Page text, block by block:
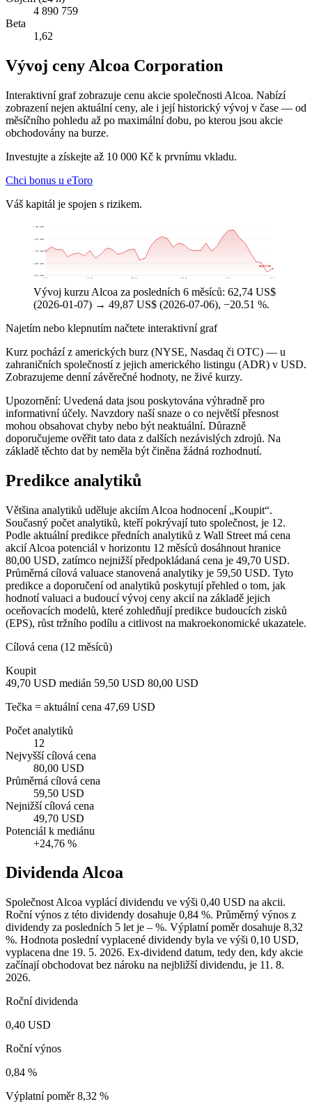
4 890 759
Beta
1,62
Vývoj ceny Alcoa Corporation
Interaktivní graf zobrazuje cenu akcie společnosti Alcoa. Nabízí
zobrazení nejen aktuální ceny, ale i její historický vývoj v čase — od
měsíčního pohledu až po maximální dobu, po kterou jsou akcie
obchodovány na burze.
Investujte a získejte až 10 000 Kč k prvnímu vkladu.
Chci bonus u eToro
Váš kapitál je spojen s rizikem.
45,04 US$
53,89 US$
62,75 US$
71,61 US$
80,46 US$
7. 1. 11. 2. 18. 3. 27. 4. 1. 6. 6. 7.
49,87 US$
Vývoj kurzu Alcoa za posledních 6 měsíců: 62,74 US$
(2026-01-07) → 49,87 US$ (2026-07-06), −20.51 %.
Najetím nebo klepnutím načtete interaktivní graf
Kurz pochází z amerických burz (NYSE, Nasdaq či OTC) — u
zahraničních společností z jejich amerického listingu (ADR) v USD.
Zobrazujeme denní závěrečné hodnoty, ne živé kurzy.
Upozornění: Uvedená data jsou poskytována výhradně pro
informativní účely. Navzdory naší snaze o co největší přesnost
mohou obsahovat chyby nebo být neaktuální. Důrazně
doporučujeme ověřit tato data z dalších nezávislých zdrojů. Na
základě těchto dat by neměla být činěna žádná rozhodnutí.
Predikce analytiků
Většina analytiků uděluje akciím Alcoa hodnocení „Koupit“.
Současný počet analytiků, kteří pokrývají tuto společnost, je 12.
Podle aktuální predikce předních analytiků z Wall Street má cena
akcií Alcoa potenciál v horizontu 12 měsíců dosáhnout hranice
80,00 USD, zatímco nejnižší předpokládaná cena je 49,70 USD.
Průměrná cílová valuace stanovená analytiky je 59,50 USD. Tyto
predikce a doporučení od analytiků poskytují přehled o tom, jak
hodnotí valuaci a budoucí vývoj ceny akcií na základě jejich
oceňovacích modelů, které zohledňují predikce budoucích zisků
(EPS), růst tržního podílu a citlivost na makroekonomické ukazatele.
Cílová cena (12 měsíců)
Koupit
49,70 USD medián 59,50 USD 80,00 USD
Tečka = aktuální cena 47,69 USD
Počet analytiků
12
Nejvyšší cílová cena
80,00 USD
Průměrná cílová cena
59,50 USD
Nejnižší cílová cena
49,70 USD
Potenciál k mediánu
+24,76 %
Dividenda Alcoa
Společnost Alcoa vyplácí dividendu ve výši 0,40 USD na akcii.
Roční výnos z této dividendy dosahuje 0,84 %. Průměrný výnos z
dividendy za posledních 5 let je – %. Výplatní poměr dosahuje 8,32
%. Hodnota poslední vyplacené dividendy byla ve výši 0,10 USD,
vyplacena dne 19. 5. 2026. Ex-dividend datum, tedy den, kdy akcie
začínají obchodovat bez nároku na nejbližší dividendu, je 11. 8.
2026.
Roční dividenda
0,40 USD
Roční výnos
0,84 %
Výplatní poměr 8,32 %